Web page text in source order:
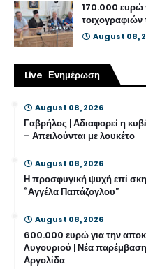
170.000 ευρώ
August 08,
Live Ενημέρωση
August 08, 2026
Γαβρήλος | Αδιαφορεί η
– Απειλούνται με λουκέτο
August 08, 2026
Η προσφυγική ψυχή επί
“Αγγέλα Παπάζογλου”
August 08, 2026
600.000 ευρώ για την
Λυγουριού | Νέα
Αργολίδα